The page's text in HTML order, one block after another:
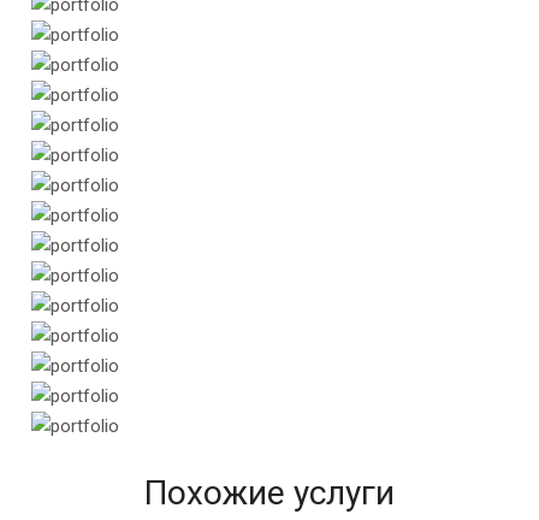
Похожие услуги